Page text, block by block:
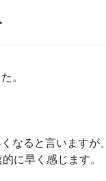
。
なると言いますが、
に早く感じます。